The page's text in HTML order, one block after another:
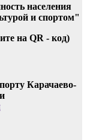
населения
и спортом"
на QR - код)